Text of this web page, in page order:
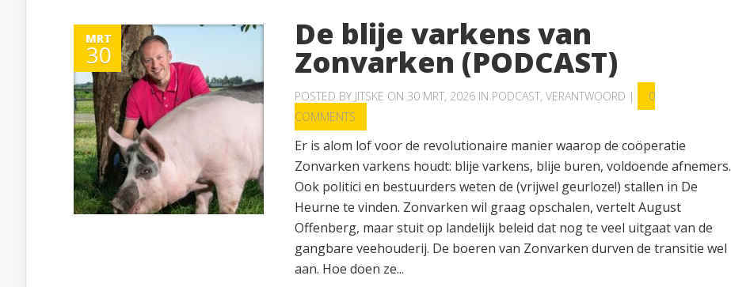
MRT
30
De blije varkens van
Zonvarken (PODCAST)
POSTED BY JITSKE ON 30 MRT, 2026 IN PODCAST, VERANTWOORD |
0
COMMENTS
Er is alom lof voor de revolutionaire manier waarop de coöperatie
Zonvarken varkens houdt: blije varkens, blije buren, voldoende afnemers.
Ook politici en bestuurders weten de (vrijwel geurloze!) stallen in De
Heurne te vinden. Zonvarken wil graag opschalen, vertelt August
Offenberg, maar stuit op landelijk beleid dat nog te veel uitgaat van de
gangbare veehouderij. De boeren van Zonvarken durven de transitie wel
aan. Hoe doen ze...